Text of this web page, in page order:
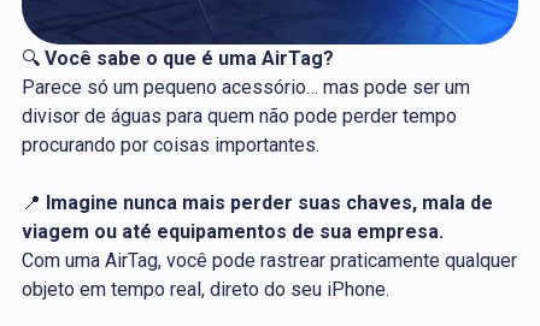
🔍 Você sabe o que é uma AirTag?
Parece só um pequeno acessório… mas pode ser um
divisor de águas para quem não pode perder tempo
procurando por coisas importantes.
📍 Imagine nunca mais perder suas chaves, mala de
viagem ou até equipamentos de sua empresa.
Com uma AirTag, você pode rastrear praticamente qualquer
objeto em tempo real, direto do seu iPhone.